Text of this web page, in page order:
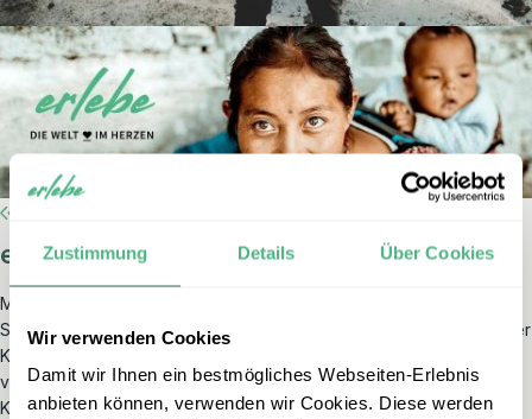
Zustimmung Details Über Cookies
Wir verwenden Cookies
Damit wir Ihnen ein bestmögliches Webseiten-Erlebnis
anbieten können, verwenden wir Cookies. Diese werden
erlebe Kroatien!
Mit
Sie in unser Programm aufgenommen. Schauen Sie sich auf unserer
Kroatien Seite um und verlieben Sie sich in dieses wunderschöne,
vielseitige Land!
Kroatien können Sie auch in der aktuellen, außergewöhnlichen